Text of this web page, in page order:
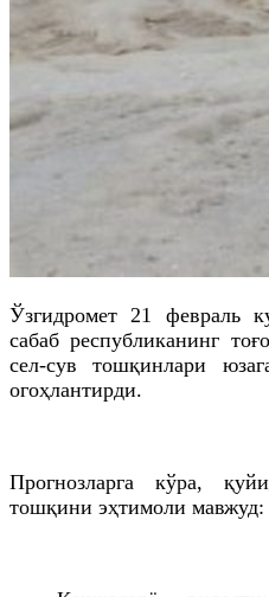
Ўзгидромет 21 февраль
сабаб республиканинг
сел-сув тошқинлари
огоҳлантирди.
Прогнозларга кўра,
тошқини эҳтимоли мавжуд: